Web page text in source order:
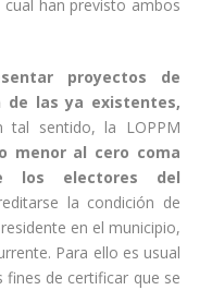
han previsto ambos
proyectos de
de las ya existentes,
tal sentido, la LOPPM
menor al cero coma
los electores del
la condición de
en el municipio,
Para ello es usual
fines de certificar que se